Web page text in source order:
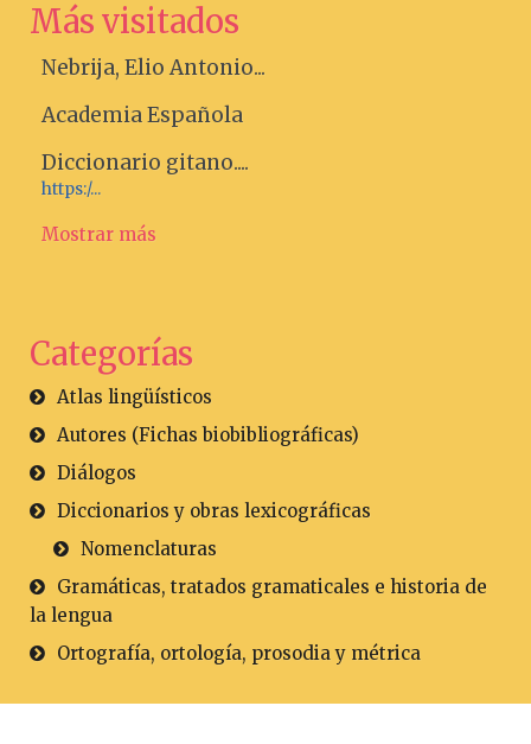
Más visitados
Nebrija, Elio Antonio...
Academia Española
Diccionario gitano....
https:/...
Mostrar más
Categorías
Atlas lingüísticos
Autores (Fichas biobibliográficas)
Diálogos
Diccionarios y obras lexicográficas
Nomenclaturas
Gramáticas, tratados gramaticales e historia de
la lengua
Ortografía, ortología, prosodia y métrica